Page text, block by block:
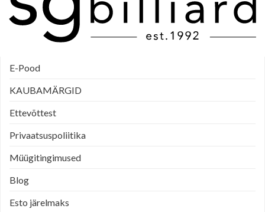
E-Pood
KAUBAMÄRGID
Ettevõttest
Privaatsuspoliitika
Müügitingimused
Blog
Esto järelmaks